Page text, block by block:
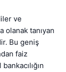
ve
olanak tanıyan
Bu geniş
faiz